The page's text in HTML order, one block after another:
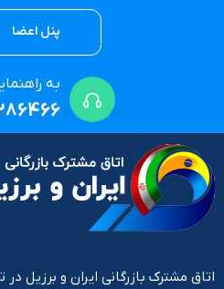
پنل اعضا
به
اتاق مشترک بازرگانی ایران و برزیل در